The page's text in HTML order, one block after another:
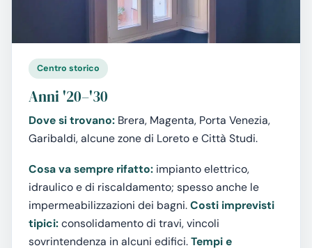
Centro storico
Anni '20–'30
Dove si trovano: Brera, Magenta, Porta Venezia,
Garibaldi, alcune zone di Loreto e Città Studi.
Cosa va sempre rifatto: impianto elettrico,
idraulico e di riscaldamento; spesso anche le
impermeabilizzazioni dei bagni.Costi imprevisti
tipici:consolidamento di travi, vincoli
sovrintendenza in alcuni edifici.Tempi e